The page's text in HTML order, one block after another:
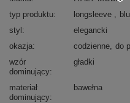
typ produktu
longsleeve
styl
elegancki
okazja
codzienne do
wzór
dominujący
gładki
materiał
dominujący
bawełna